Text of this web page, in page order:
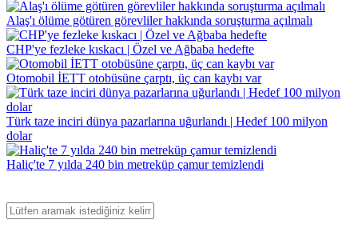
Alaş'ı ölüme götüren görevliler hakkında soruşturma açılmalı
CHP'ye fezleke kıskacı | Özel ve Ağbaba hedefte
Otomobil İETT otobüsüne çarptı, üç can kaybı var
Türk taze inciri dünya pazarlarına uğurlandı | Hedef 100 milyon
dolar
Haliç'te 7 yılda 240 bin metreküp çamur temizlendi